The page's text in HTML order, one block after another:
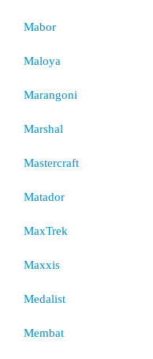
Mabor
Maloya
Marangoni
Marshal
Mastercraft
Matador
MaxTrek
Maxxis
Medalist
Membat